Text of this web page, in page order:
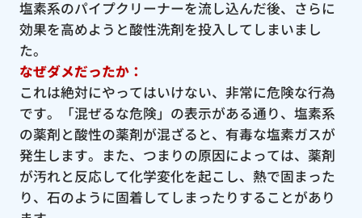
塩素系のパイプクリーナーを流し込んだ後、さらに
効果を高めようと酸性洗剤を投入してしまいまし
た。
なぜダメだったか：
これは絶対にやってはいけない、非常に危険な行為
です。「混ぜるな危険」の表示がある通り、塩素系
の薬剤と酸性の薬剤が混ざると、有毒な塩素ガスが
発生します。また、つまりの原因によっては、薬剤
が汚れと反応して化学変化を起こし、熱で固まった
り、石のように固着してしまったりすることがあり